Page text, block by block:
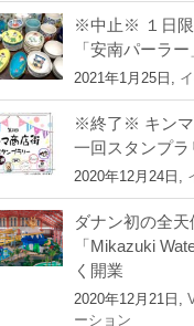
※中止※ １日限
「安南パーラ
2021年1月25日,
※終了※ キンマ
一回スタンプラ
2020年12月24日,
ダナン初の全
「Mikazuki
く開業
2020年12月21日,
ーション